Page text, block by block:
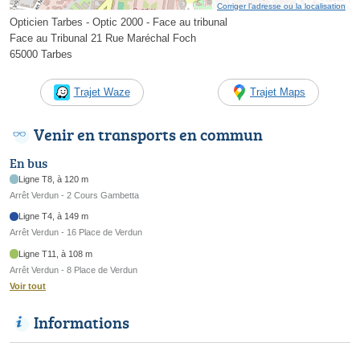
Corriger l’adresse ou la localisation
Opticien Tarbes - Optic 2000 - Face au tribunal
Face au Tribunal 21 Rue Maréchal Foch
65000 Tarbes
Trajet Waze Trajet Maps
Venir en transports en commun
En bus
Ligne T8, à 120 m
Arrêt Verdun - 2 Cours Gambetta
Ligne T4, à 149 m
Arrêt Verdun - 16 Place de Verdun
Ligne T11, à 108 m
Arrêt Verdun - 8 Place de Verdun
Voir tout
Informations